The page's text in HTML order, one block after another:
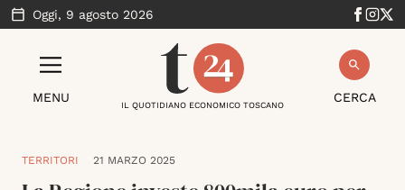
Oggi, 9 agosto 2026
MENU CERCA
IL QUOTIDIANO ECONOMICO TOSCANO
TERRITORI 21 MARZO 2025